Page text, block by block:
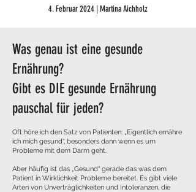
4. Februar 2024 | Martina Aichholz
Was genau ist eine gesunde
Ernährung?
Gibt es DIE gesunde Ernährung
pauschal für jeden?
Oft höre ich den Satz von Patienten: „Eigentlich ernähre
ich mich gesund“, besonders dann wenn es um
Probleme mit dem Darm geht.
Aber häufig ist das „Gesund“ gerade das was dem
Patient in Wirklichkeit Probleme bereitet. Es gibt viele
Arten von Unverträglichkeiten und Intoleranzen, die